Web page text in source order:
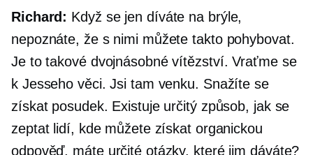
Richard: Když se jen díváte na brýle,
nepoznáte, že s nimi můžete takto pohybovat.
Je to takové dvojnásobné vítězství. Vraťme se
k Jesseho věci. Jsi tam venku. Snažíte se
získat posudek. Existuje určitý způsob, jak se
zeptat lidí, kde můžete získat organickou
odpověď, máte určité otázky, které jim dáváte?